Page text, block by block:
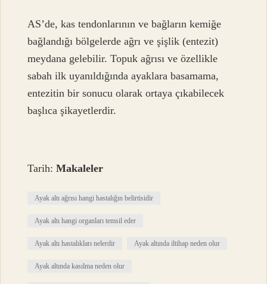
AS’de, kas tendonlarının ve bağların kemiğe
bağlandığı bölgelerde ağrı ve şişlik (entezit)
meydana gelebilir. Topuk ağrısı ve özellikle
sabah ilk uyanıldığında ayaklara basamama,
entezitin bir sonucu olarak ortaya çıkabilecek
başlıca şikayetlerdir.
Tarih:Makaleler
Ayak altı ağrısı hangi hastalığın belirtisidir
Ayak altı hangi organları temsil eder
Ayak altı hastalıkları nelerdir Ayak altında iltihap neden olur
Ayak altında kasılma neden olur